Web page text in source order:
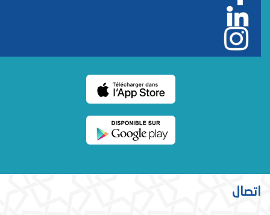
اتصال